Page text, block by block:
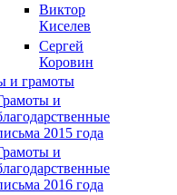
Виктор
Киселев
Сергей
Коровин
и грамоты
и
2015 года
и
2016 года